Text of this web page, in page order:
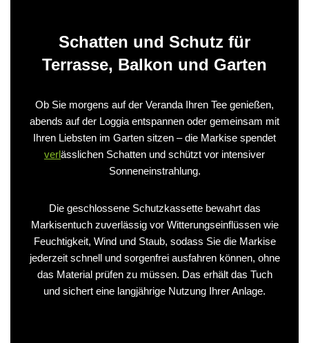
Schatten und Schutz für
Terrasse, Balkon und Garten
Ob Sie morgens auf der Veranda Ihren Tee genießen,
abends auf der Loggia entspannen oder gemeinsam mit
Ihren Liebsten im Garten sitzen – die Markise spendet
verlässlichen Schatten und schützt vor intensiver
Sonneneinstrahlung.
Die geschlossene Schutzkassette bewahrt das
Markisentuch zuverlässig vor Witterungseinflüssen wie
Feuchtigkeit, Wind und Staub, sodass Sie die Markise
jederzeit schnell und sorgenfrei ausfahren können, ohne
das Material prüfen zu müssen. Das erhält das Tuch
und sichert eine langjährige Nutzung Ihrer Anlage.